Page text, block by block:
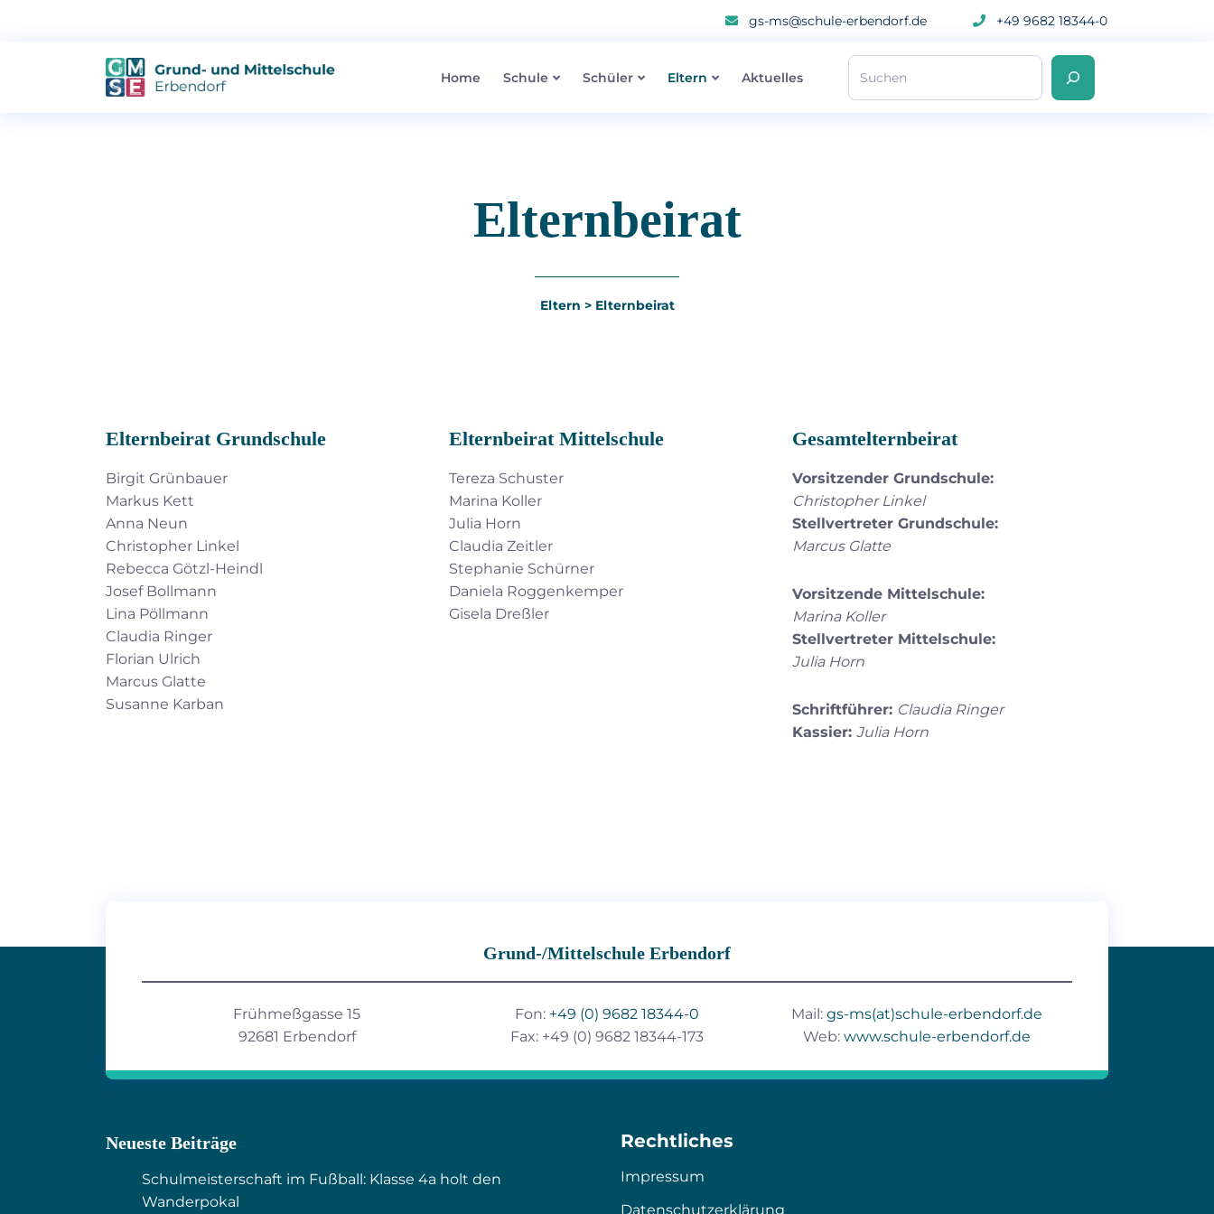
gs-ms@schule-erbendorf.de +49 9682 18344-0
Home Schule Schüler Eltern Aktuelles
Suchen
Elternbeirat
Eltern > Elternbeirat
Elternbeirat Grundschule
Birgit Grünbauer
Markus Kett
Anna Neun
Christopher Linkel
Rebecca Götzl-Heindl
Josef Bollmann
Lina Pöllmann
Claudia Ringer
Florian Ulrich
Marcus Glatte
Susanne Karban
Elternbeirat Mittelschule
Tereza Schuster
Marina Koller
Julia Horn
Claudia Zeitler
Stephanie Schürner
Daniela Roggenkemper
Gisela Dreßler
Gesamtelternbeirat
Vorsitzender Grundschule:
Christopher Linkel
Stellvertreter Grundschule:
Marcus Glatte
Vorsitzende Mittelschule:
Marina Koller
Stellvertreter Mittelschule:
Julia Horn
Schriftführer: Claudia Ringer
Kassier: Julia Horn
Grund-/Mittelschule Erbendorf
Frühmeßgasse 15
92681 Erbendorf
Fon: +49 (0) 9682 18344-0
Fax: +49 (0) 9682 18344-173
Mail:gs-ms(at)schule-erbendorf.de
Web:www.schule-erbendorf.de
Neueste Beiträge
Schulmeisterschaft im Fußball: Klasse 4a holt den
Wanderpokal
Rechtliches
Impressum
Datenschutzerklärung